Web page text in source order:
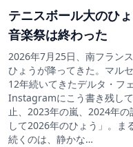
テニスボール大のひ
音楽祭は終わった
2026年7月25日、南フラン
ひょうが降ってきた。マル
12年続いてきたデルタ・フ
Instagramにこう書き残し
止、2023年の嵐、2024年
して2026年のひょう」。ま
続くのは、静かな…